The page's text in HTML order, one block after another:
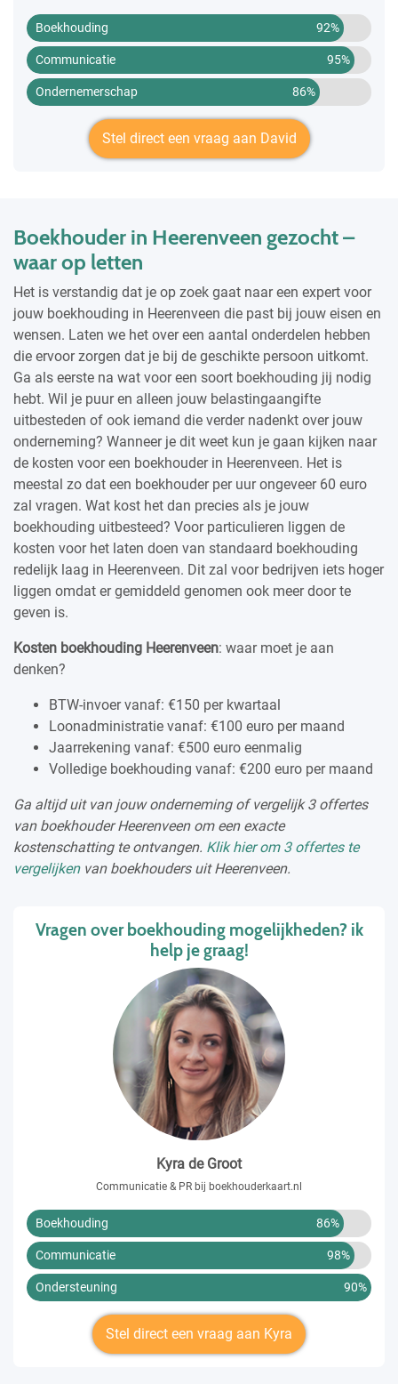
Boekhouding 92%
Communicatie 95%
Ondernemerschap 86%
Stel direct een vraag aan David
Boekhouder in Heerenveen gezocht –
waar op letten
Het is verstandig dat je op zoek gaat naar een expert voor
jouw boekhouding in Heerenveen die past bij jouw eisen en
wensen. Laten we het over een aantal onderdelen hebben
die ervoor zorgen dat je bij de geschikte persoon uitkomt.
Ga als eerste na wat voor een soort boekhouding jij nodig
hebt. Wil je puur en alleen jouw belastingaangifte
uitbesteden of ook iemand die verder nadenkt over jouw
onderneming? Wanneer je dit weet kun je gaan kijken naar
de kosten voor een boekhouder in Heerenveen. Het is
meestal zo dat een boekhouder per uur ongeveer 60 euro
zal vragen. Wat kost het dan precies als je jouw
boekhouding uitbesteed? Voor particulieren liggen de
kosten voor het laten doen van standaard boekhouding
redelijk laag in Heerenveen. Dit zal voor bedrijven iets hoger
liggen omdat er gemiddeld genomen ook meer door te
geven is.
Kosten boekhouding Heerenveen: waar moet je aan
denken?
BTW-invoer vanaf: €150 per kwartaal
Loonadministratie vanaf: €100 euro per maand
Jaarrekening vanaf: €500 euro eenmalig
Volledige boekhouding vanaf: €200 euro per maand
Ga altijd uit van jouw onderneming of vergelijk 3 offertes
van boekhouder Heerenveen om een exacte
kostenschatting te ontvangen. Klik hier om 3 offertes te
vergelijkenvan boekhouders uit Heerenveen.
Vragen over boekhouding mogelijkheden? ik
help je graag!
Kyra de Groot
Communicatie & PR bij boekhouderkaart.nl
Boekhouding 86%
Communicatie 98%
Ondersteuning 90%
Stel direct een vraag aan Kyra